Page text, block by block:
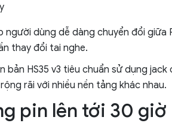
người dùng dễ dàng chuyển đổi
thay đổi tai nghe.
bản HS35 v3 tiêu chuẩn sử dụng
rãi với nhiều nền tảng khác nhau.
pin lên tới 30 giờ